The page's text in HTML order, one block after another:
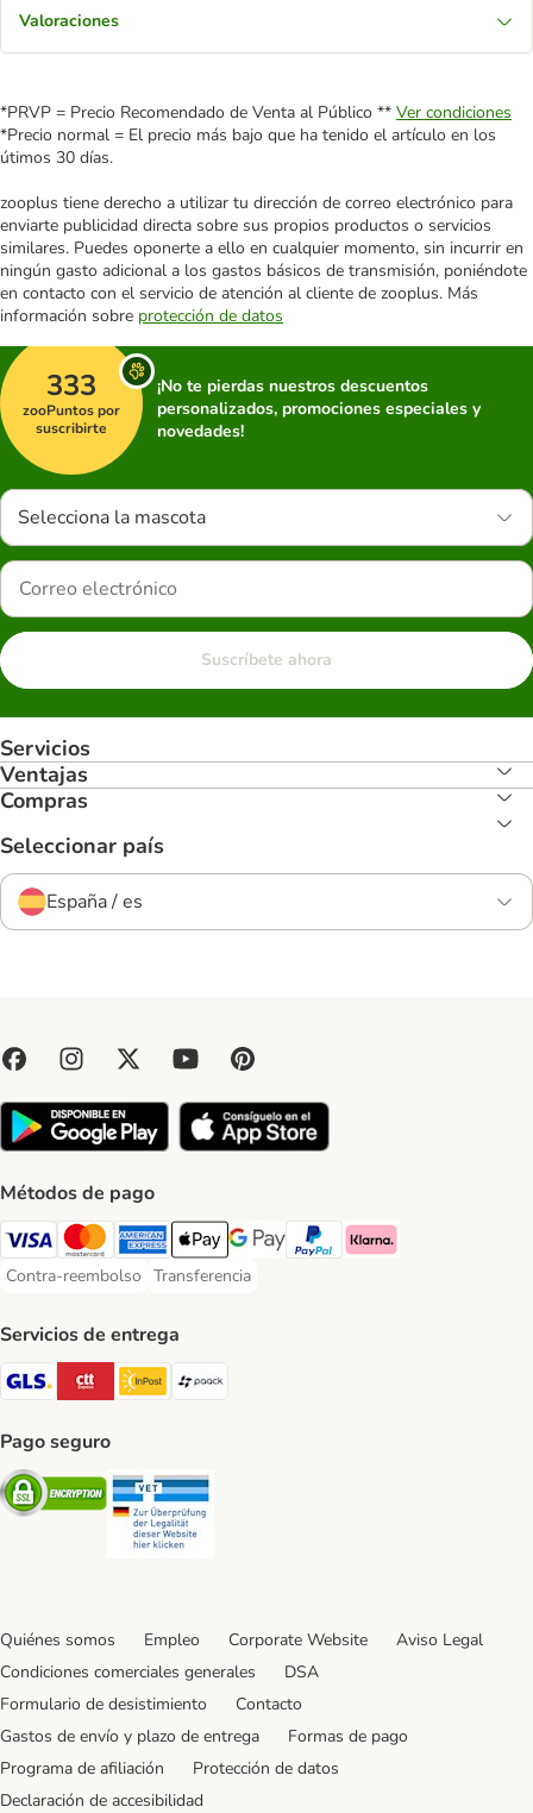
Valoraciones
*PRVP = Precio Recomendado de Venta al Público ** Ver condiciones
*Precio normal = El precio más bajo que ha tenido el artículo en los
útimos 30 días.
zooplus tiene derecho a utilizar tu dirección de correo electrónico para
enviarte publicidad directa sobre sus propios productos o servicios
similares. Puedes oponerte a ello en cualquier momento, sin incurrir en
ningún gasto adicional a los gastos básicos de transmisión, poniéndote
en contacto con el servicio de atención al cliente de zooplus. Más
información sobre protección de datos
333
zooPuntos por
suscribirte
¡No te pierdas nuestros descuentos
personalizados, promociones especiales y
novedades!
Selecciona la mascota
Suscríbete ahora
Servicios
Ventajas
Compras
Seleccionar país
España / es
Métodos de pago
Visa Payment Method
Mastercard Payment Method
American Express Payment Method
Apple Pay Payment Method
Google Pay Payment Method
PayPal Payment Method
Klarna Payment Method
Contra-reembolso
Contra-reembolso Payment Method
Transferencia
Transferencia Payment Method
Servicios de entrega
GLS Shipping Method
CTTExpress Shipping Method
InPost Shipping Method
paack Shipping Method
Pago seguro
Security
Quiénes somos Empleo Corporate Website
Aviso Legal
Condiciones comerciales generales
DSA
Formulario de desistimiento
Contacto
Gastos de envío y plazo de entrega
Formas de pago
Programa de afiliación
Protección de datos
Declaración de accesibilidad